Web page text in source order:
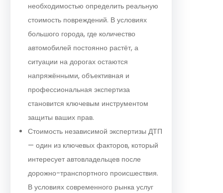
необходимостью определить реальную
стоимость повреждений. В условиях
большого города, где количество
автомобилей постоянно растёт, а
ситуации на дорогах остаются
напряжёнными, объективная и
профессиональная экспертиза
становится ключевым инструментом
защиты ваших прав.
Стоимость независимой экспертизы ДТП
— один из ключевых факторов, который
интересует автовладельцев после
дорожно-транспортного происшествия.
В условиях современного рынка услуг